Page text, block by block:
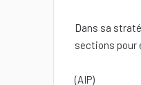
Dans sa
sections pour
(AIP)